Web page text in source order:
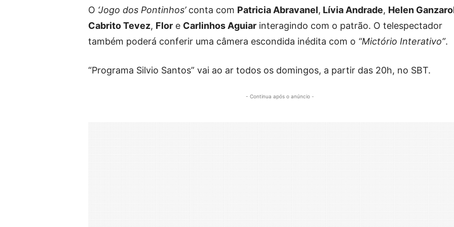
O ‘Jogo dos Pontinhos’conta com Patricia Abravanel, Lívia Andrade, Helen
Cabrito Tevez, Flor e Carlinhos Aguiar interagindo com o patrão. O telespectador
também poderá conferir uma câmera escondida inédita com o “Mictório Interativo”.
“Programa Silvio Santos” vai ao ar todos os domingos, a partir das 20h, no SBT.
- Continua após o anúncio -